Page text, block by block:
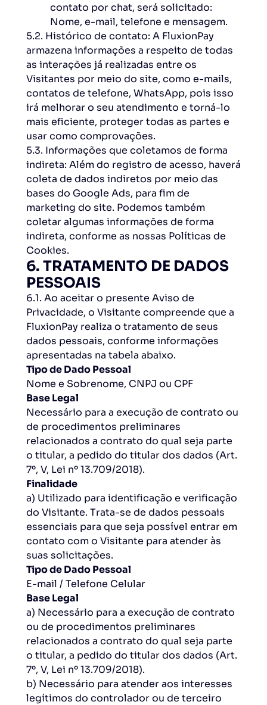
contato por chat, será solicitado:
Nome, e-mail, telefone e mensagem.
5.2. Histórico de contato: A FluxionPay
armazena informações a respeito de todas
as interações já realizadas entre os
Visitantes por meio do site, como e-mails,
contatos de telefone, WhatsApp, pois isso
irá melhorar o seu atendimento e torná-lo
mais eficiente, proteger todas as partes e
usar como comprovações.
5.3. Informações que coletamos de forma
indireta: Além do registro de acesso, haverá
coleta de dados indiretos por meio das
bases do Google Ads, para fim de
marketing do site. Podemos também
coletar algumas informações de forma
indireta, conforme as nossas Políticas de
Cookies.
6. TRATAMENTO DE DADOS
PESSOAIS
6.1. Ao aceitar o presente Aviso de
Privacidade, o Visitante compreende que a
FluxionPay realiza o tratamento de seus
dados pessoais, conforme informações
apresentadas na tabela abaixo.
Tipo de Dado Pessoal
Nome e Sobrenome, CNPJ ou CPF
Base Legal
Necessário para a execução de contrato ou
de procedimentos preliminares
relacionados a contrato do qual seja parte
o titular, a pedido do titular dos dados (Art.
7º, V, Lei nº 13.709/2018).
Finalidade
a) Utilizado para identificação e verificação
do Visitante. Trata-se de dados pessoais
essenciais para que seja possível entrar em
contato com o Visitante para atender às
suas solicitações.
Tipo de Dado Pessoal
E-mail / Telefone Celular
Base Legal
a) Necessário para a execução de contrato
ou de procedimentos preliminares
relacionados a contrato do qual seja parte
o titular, a pedido do titular dos dados (Art.
7º, V, Lei nº 13.709/2018).
b) Necessário para atender aos interesses
legítimos do controlador ou de terceiro